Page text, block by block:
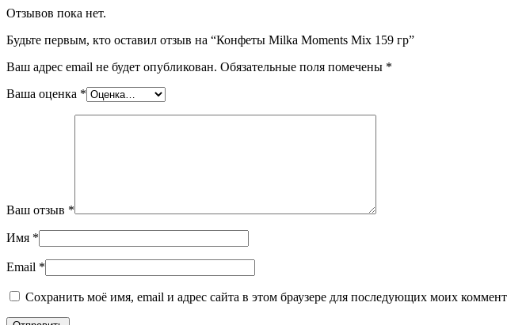
Отзывов пока нет.
Будьте первым, кто оставил отзыв на “Конфеты Milka Moments Mix 159 гр”
Ваш адрес email не будет опубликован. Обязательные поля помечены *
Ваша оценка *
Ваш отзыв *
Имя *
Email *
Сохранить моё имя, email и адрес сайта в этом браузере для последующих моих